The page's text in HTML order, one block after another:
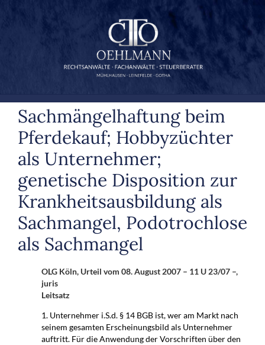
Sachmängelhaftung beim
Pferdekauf; Hobbyzüchter
als Unternehmer;
genetische Disposition zur
Krankheitsausbildung als
Sachmangel, Podotrochlose
als Sachmangel
OLG Köln, Urteil vom 08. August 2007 – 11 U 23/07 –,
juris
Leitsatz
1. Unternehmer i.S.d.§ 14 BGB ist, wer am Markt nach
seinem gesamten Erscheinungsbild als Unternehmer
auftritt. Für die Anwendung der Vorschriften über den